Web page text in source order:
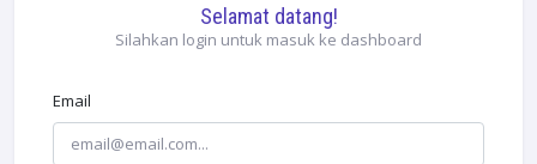
Selamat datang!
Silahkan login untuk masuk ke dashboard
Email